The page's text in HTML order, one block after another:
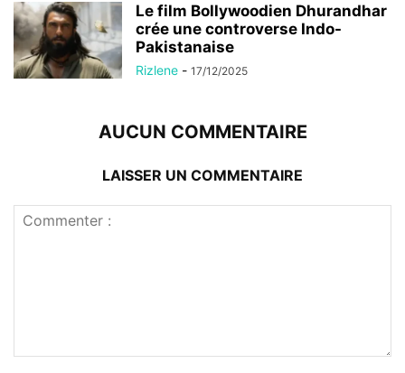
Le film Bollywoodien Dhurandhar
crée une controverse Indo-
Pakistanaise
Rizlene - 17/12/2025
AUCUN COMMENTAIRE
LAISSER UN COMMENTAIRE